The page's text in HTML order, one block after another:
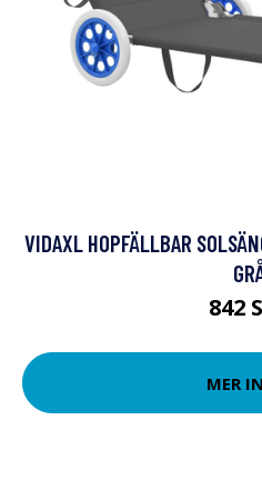
VIDAXL HOPFÄLLBAR
842
MER